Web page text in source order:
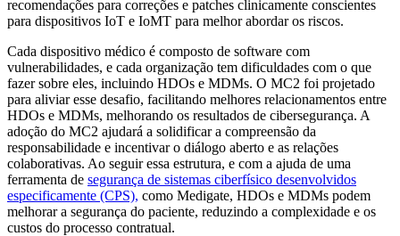
recomendações para correções e patches clinicamente conscientes
para dispositivos IoT e IoMT para melhor abordar os riscos.
Cada dispositivo médico é composto de software com
vulnerabilidades, e cada organização tem dificuldades com o que
fazer sobre eles, incluindo HDOs e MDMs. O MC2 foi projetado
para aliviar esse desafio, facilitando melhores relacionamentos entre
HDOs e MDMs, melhorando os resultados de cibersegurança. A
adoção do MC2 ajudará a solidificar a compreensão da
responsabilidade e incentivar o diálogo aberto e as relações
colaborativas. Ao seguir essa estrutura, e com a ajuda de uma
ferramenta de segurança de sistemas ciberfísico desenvolvidos
especificamente (CPS), como Medigate, HDOs e MDMs podem
melhorar a segurança do paciente, reduzindo a complexidade e os
custos do processo contratual.